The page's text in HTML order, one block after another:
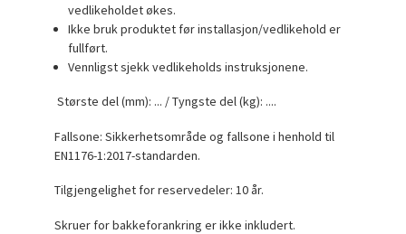
vedlikeholdet økes.
Ikke bruk produktet før installasjon/vedlikehold er
fullført.
Vennligst sjekk vedlikeholds instruksjonene.
Største del (mm): ... / Tyngste del (kg): ....
Fallsone: Sikkerhetsområde og fallsone i henhold til
EN1176-1:2017-standarden.
Tilgjengelighet for reservedeler: 10 år.
Skruer for bakkeforankring er ikke inkludert.